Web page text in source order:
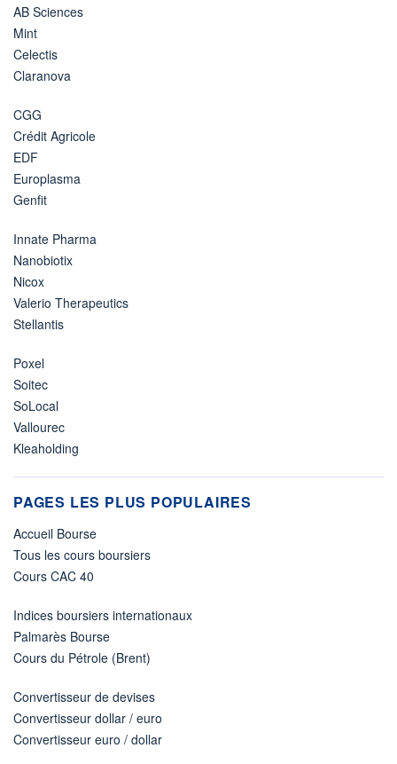
AB Sciences
Mint
Celectis
Claranova
CGG
Crédit Agricole
EDF
Europlasma
Genfit
Innate Pharma
Nanobiotix
Nicox
Valerio Therapeutics
Stellantis
Poxel
Soitec
SoLocal
Vallourec
Kleaholding
PAGES LES PLUS POPULAIRES
Accueil Bourse
Tous les cours boursiers
Cours CAC 40
Indices boursiers internationaux
Palmarès Bourse
Cours du Pétrole (Brent)
Convertisseur de devises
Convertisseur dollar / euro
Convertisseur euro / dollar